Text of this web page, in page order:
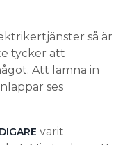
så är
tycker att
Att lämna in
ses
varit